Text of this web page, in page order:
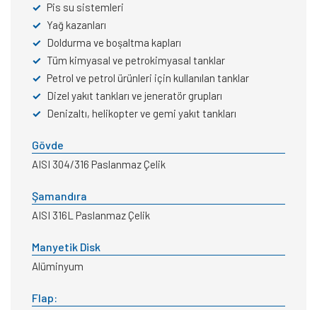
✓ Pis su sistemleri
✓ Yağ kazanları
✓ Doldurma ve boşaltma kapları
✓ Tüm kimyasal ve petrokimyasal tanklar
✓ Petrol ve petrol ürünleri için kullanılan tanklar
✓ Dizel yakıt tankları ve jeneratör grupları
✓ Denizaltı, helikopter ve gemi yakıt tankları
Gövde
AISI 304/316 Paslanmaz Çelik
Şamandıra
AISI 316L Paslanmaz Çelik
Manyetik Disk
Alüminyum
Flap: